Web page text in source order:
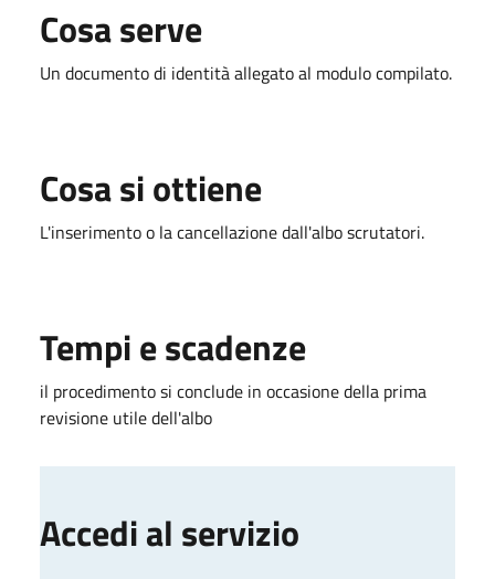
Cosa serve
Un documento di identità allegato al modulo compilato.
Cosa si ottiene
L'inserimento o la cancellazione dall'albo scrutatori.
Tempi e scadenze
il procedimento si conclude in occasione della prima
revisione utile dell'albo
Accedi al servizio